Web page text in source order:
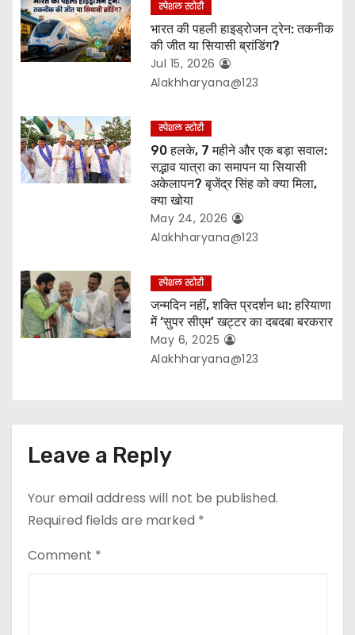
i
o
स्पेशल स्टोरी
भारत की पहली हाइड्रोजन ट्रेन: तकनीक
की जीत या सियासी ब्रांडिंग?
Jul 15, 2026
Alakhharyana@123
स्पेशल स्टोरी
90 हलके, 7 महीने और एक बड़ा सवाल:
सद्भाव यात्रा का समापन या सियासी
अकेलापन? बृजेंद्र सिंह को क्या मिला,
क्या खोया
May 24, 2026
Alakhharyana@123
स्पेशल स्टोरी
जन्मदिन नहीं, शक्ति प्रदर्शन था: हरियाणा
में ‘सुपर सीएम’ खट्टर का दबदबा बरकरार
May 6, 2025
Alakhharyana@123
Leave a Reply
Your email address will not be published.
Required fields are marked *
Comment *